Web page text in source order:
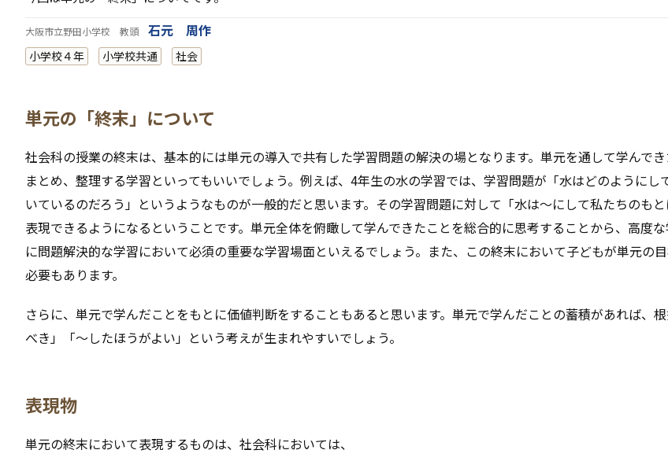
大阪市立野田小学校 教頭 石元 周作
小学校４年 小学校共通 社会
単元の「終末」について
社会科の授業の終末は、基本的には単元の導入で共有した学習問題の解決の場となります。単元を通して学んで
まとめ、整理する学習といってもいいでしょう。例えば、4年生の水の学習では、学習問題が「水はどのようにし
いているのだろう」というようなものが一般的だと思います。その学習問題に対して「水は～にして私たちのも
表現できるようになるということです。単元全体を俯瞰して学んできたことを総合的に思考することから、高度
に問題解決的な学習において必須の重要な学習場面といえるでしょう。また、この終末において子どもが単元の
必要もあります。
さらに、単元で学んだことをもとに価値判断をすることもあると思います。単元で学んだことの蓄積があれば、
べき」「～したほうがよい」という考えが生まれやすいでしょう。
表現物
単元の終末において表現するものは、社会科においては、